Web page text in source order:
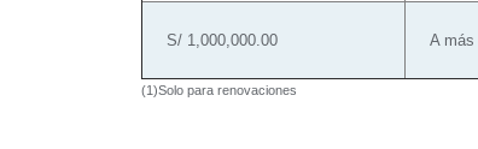
S/ 1,000,000.00 A más
(1)Solo para renovaciones